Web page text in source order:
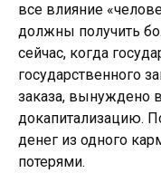
все влияние
должны получить
сейчас, когда
государственного
заказа, вынуждено
докапитализацию.
денег из одного
потерями.